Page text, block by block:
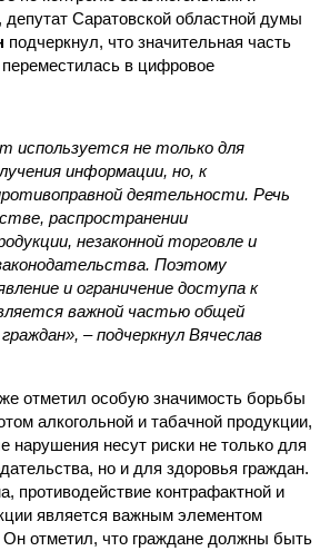
Саратовской областной думы
подчеркнул, что значительная часть
в цифровое
используется не только для
информации, но, к
деятельности. Речь
распространении
незаконной торговле и
Поэтому
и ограничение доступа к
важной частью общей
– подчеркнул Вячеслав
отметил особую значимость борьбы
алкогольной и табачной продукции,
нарушения несут риски не только для
но и для здоровья граждан.
противодействие контрафактной и
является важным элементом
отметил, что граждане должны быть